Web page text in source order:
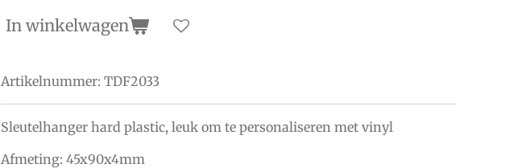
In winkelwagen
Artikelnummer: TDF2033
Sleutelhanger hard plastic, leuk om te personaliseren met vinyl
Afmeting: 45x90x4mm